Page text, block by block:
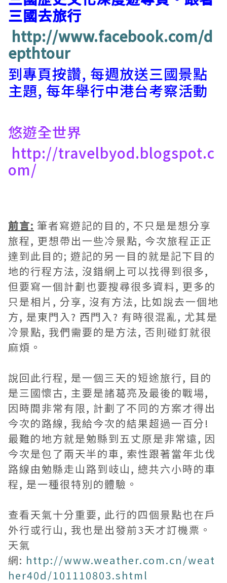
三國去旅行
http://www.facebook.com/d
epthtour
到專頁按讚, 每週放送三國景點
主題, 每年舉行中港台考察活動
悠遊全世界
http://travelbyod.blogspot.c
om/
前言: 筆者寫遊記的目的, 不只是是想分享
旅程, 更想帶出一些冷景點, 今次旅程正正
達到此目的; 遊記的另一目的就是記下目的
地的行程方法, 沒錯網上可以找得到很多,
但要寫一個計劃也要搜尋很多資料, 更多的
只是相片, 分享, 沒有方法, 比如說去一個地
方, 是東門入? 西門入? 有時很混亂, 尤其是
冷景點, 我們需要的是方法, 否則碰釘就很
麻煩。
說回此行程, 是一個三天的短途旅行, 目的
是三國懷古, 主要是諸葛亮及最後的戰場,
因時間非常有限, 計劃了不同的方案才得出
今次的路線, 我給今次的結果超過一百分!
最難的地方就是勉縣到五丈原是非常遠, 因
今次是包了兩天半的車, 索性跟著當年北伐
路線由勉縣走山路到岐山, 總共六小時的車
程, 是一種很特別的體驗。
查看天氣十分重要, 此行的四個景點也在戶
外行或行山, 我也是出發前3天才訂機票。
天氣
網: http://www.weather.com.cn/weat
her40d/101110803.shtml